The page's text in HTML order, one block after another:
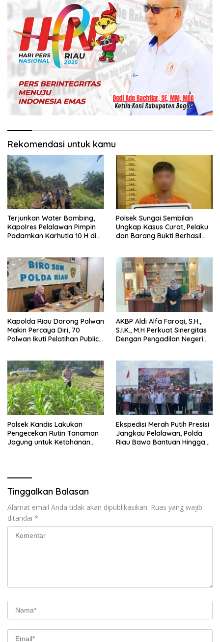
Rekomendasi untuk kamu
Terjunkan Water Bombing,
Kapolres Pelalawan Pimpin
Padamkan Karhutla 10 H di
Polsek Sungai Sembilan
Ungkap Kasus Curat, Pelaku
dan Barang Bukti Berhasil
Kapolda Riau Dorong Polwan
Makin Percaya Diri, 70
Polwan Ikuti Pelatihan Public
AKBP Aldi Alfa Faroqi, S.H.,
S.I.K., M.H Perkuat Sinergitas
Dengan Pengadilan Negeri
Implementasi KUHAP Baru
Polsek Kandis Lakukan
Pengecekan Rutin Tanaman
Jagung untuk Ketahanan
Ekspedisi Merah Putih Presisi
Jangkau Pelalawan, Polda
Riau Bawa Bantuan Hingga
Tinggalkan Balasan
Alamat email Anda tidak akan dipublikasikan. Ruas yang wajib
ditandai *